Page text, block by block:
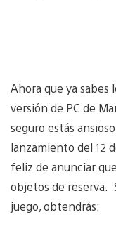
Ahora que ya
versión de PC de
seguro estás
lanzamiento del 12
feliz de anunciar
objetos de reserva.
juego, obtendrás: